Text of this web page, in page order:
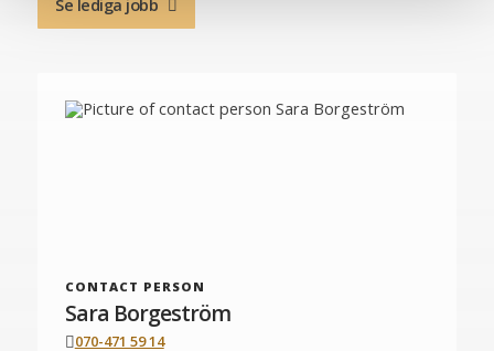
Se lediga jobb
CONTACT PERSON
Sara Borgeström
070-471 59 14